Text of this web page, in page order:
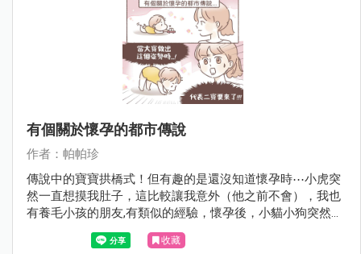
有個關於懷孕的都市傳說
作者：帕帕珍
傳說中的寶寶拱橋式！但有趣的是還沒知道懷孕時⋯小虎突
然一直想摸我肚子，這比較讓我意外（他之前不會），我也
有養毛小孩的朋友,有類似的經驗，懷孕後，小貓小狗突然不
會去踏她們的肚子，這是什麼生物的感測器嗎～～～
收藏